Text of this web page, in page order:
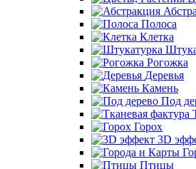
Полоса
Клетка
Рогожка
Деревья
Камень
Под
Горох
3D
Птицы